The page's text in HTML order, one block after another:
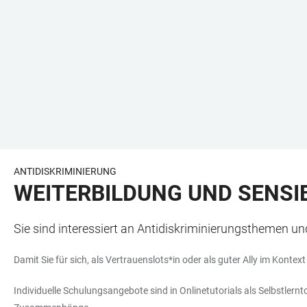
ANTIDISKRIMINIERUNG
WEITERBILDUNG UND
Sie sind interessiert an Antidiskriminierungsthemen
Damit Sie für sich, als Vertrauenslots*in oder als guter Ally im
Individuelle Schulungsangebote sind in Onlinetutorials als